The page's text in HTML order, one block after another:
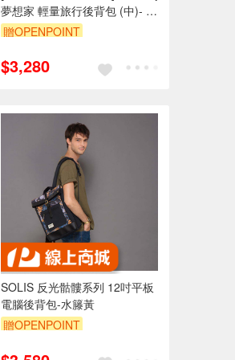
夢想家 輕量旅行後背包 (中)- 礦
藍 防潑水 輕量 背包 藍 旅行背
贈OPENPOINT
$3,280
SOLIS 反光骷髏系列 12吋平板
電腦後背包-水籐黃
贈OPENPOINT